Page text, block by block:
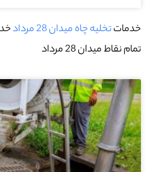
خدماتتخلیه چاه میدان 28 مرداد
تمام نقاط میدان 28 مرداد